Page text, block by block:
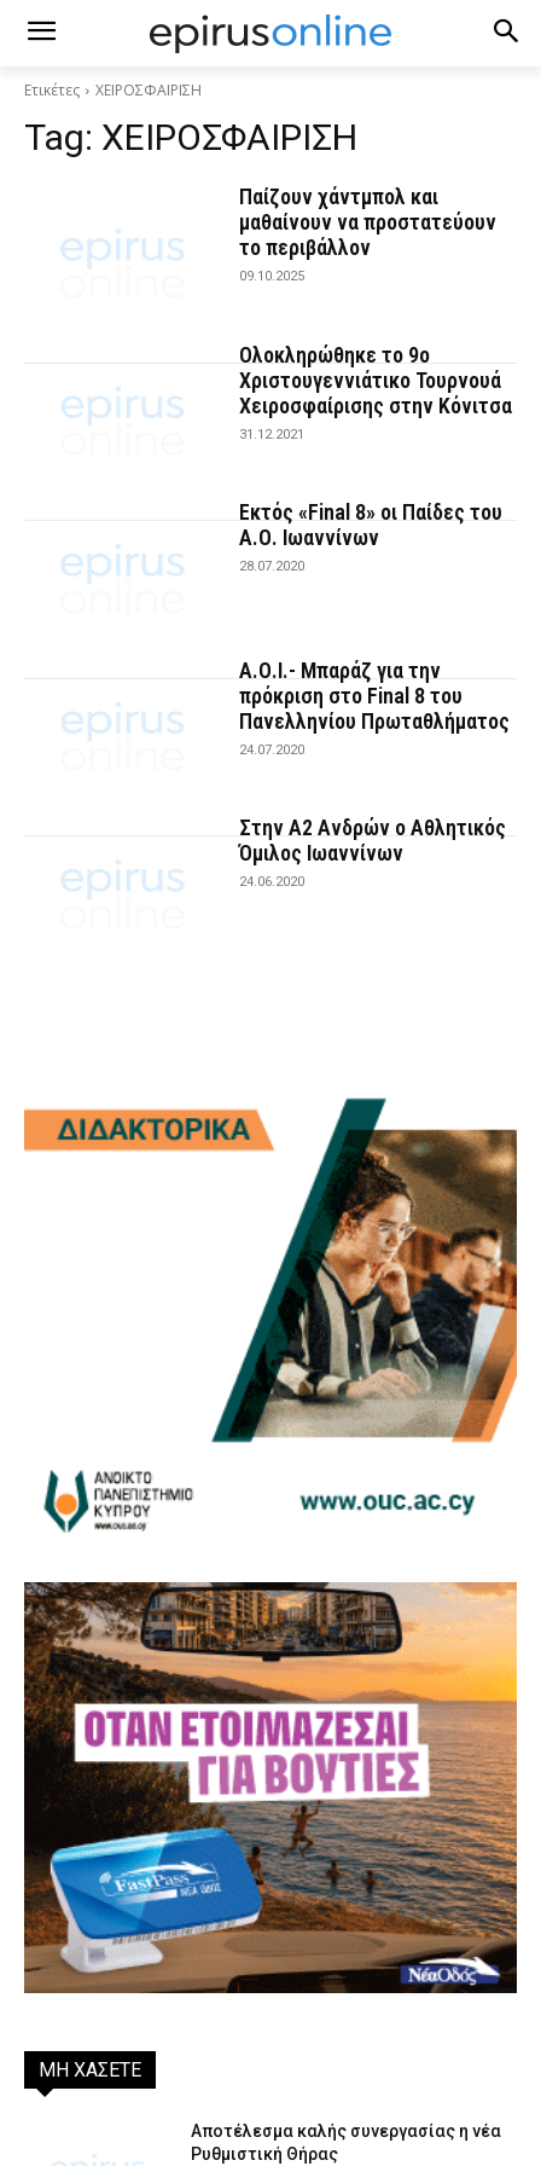
Ετικέτες ΧΕΙΡΟΣΦΑΙΡΙΣΗ
Tag: ΧΕΙΡΟΣΦΑΙΡΙΣΗ
Παίζουν χάντμπολ και
μαθαίνουν να προστατεύουν
το περιβάλλον
09.10.2025
Ολοκληρώθηκε το 9ο
Χριστουγεννιάτικο Τουρνουά
Χειροσφαίρισης στην Κόνιτσα
31.12.2021
Εκτός «Final 8» οι Παίδες του
Α.Ο. Ιωαννίνων
28.07.2020
Α.Ο.Ι.- Μπαράζ για την
πρόκριση στο Final 8 του
Πανελληνίου Πρωταθλήματος
24.07.2020
Στην Α2 Ανδρών ο Αθλητικός
Όμιλος Ιωαννίνων
24.06.2020
ΜΗ ΧΑΣΕΤΕ
Αποτέλεσμα καλής συνεργασίας η νέα
Ρυθμιστική Θήρας